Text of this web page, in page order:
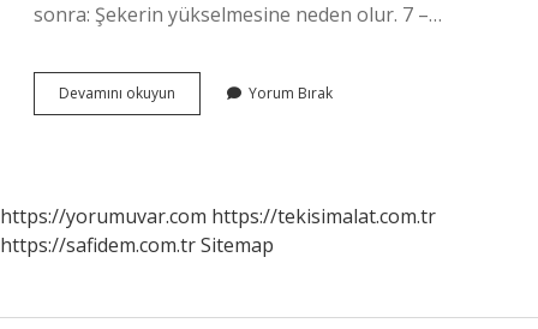
sonra: Şekerin yükselmesine neden olur. 7 –…
Devamını okuyun
Üzerine
Yorum Bırak
https://yorumuvar.com https://tekisimalat.com.tr
https://safidem.com.trSitemap